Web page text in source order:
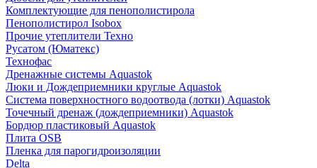
Комплектующие для пенополистирола
Пенополистирол Isobox
Прочие утеплители Техно
Русатом (Юматекс)
Технофас
Дренажные системы Aquastok
Люки и Дождеприемники круглые Aquastok
Система поверхностного водоотвода (лотки) Aquastok
Точечный дренаж (дождеприемники) Aquastok
Бордюр пластиковый Aquastok
Плита OSB
Пленка для парогидроизоляции
Delta